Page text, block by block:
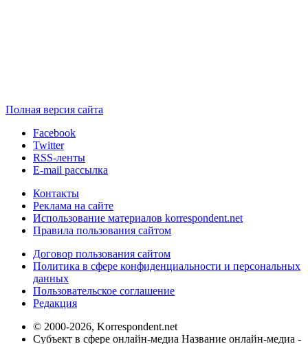
Полная версия сайта
Facebook
Twitter
RSS-ленты
E-mail рассылка
Контакты
Реклама на сайте
Использование материалов korrespondent.net
Правила пользования сайтом
Договор пользования сайтом
Политика в сфере конфиденциальности и персональных
данных
Пользовательское соглашение
Редакция
© 2000-2026, Korrespondent.net
Субъект в сфере онлайн-медиа Название онлайн-медиа -